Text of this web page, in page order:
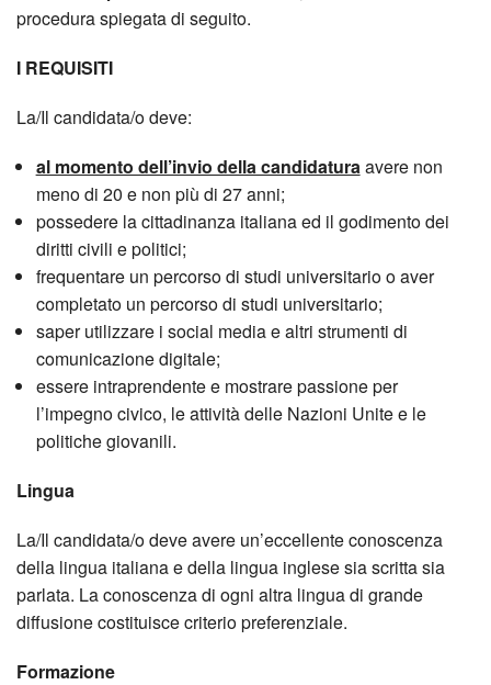
procedura spiegata di seguito.
I REQUISITI
La/Il candidata/o deve:
al momento dell’invio della candidaturaavere non
meno di 20 e non più di 27 anni;
possedere la cittadinanza italiana ed il godimento dei
diritti civili e politici;
frequentare un percorso di studi universitario o aver
completato un percorso di studi universitario;
saper utilizzare i social media e altri strumenti di
comunicazione digitale;
essere intraprendente e mostrare passione per
l’impegno civico, le attività delle Nazioni Unite e le
politiche giovanili.
Lingua
La/Il candidata/o deve avere un’eccellente conoscenza
della lingua italiana e della lingua inglese sia scritta sia
parlata. La conoscenza di ogni altra lingua di grande
diffusione costituisce criterio preferenziale.
Formazione